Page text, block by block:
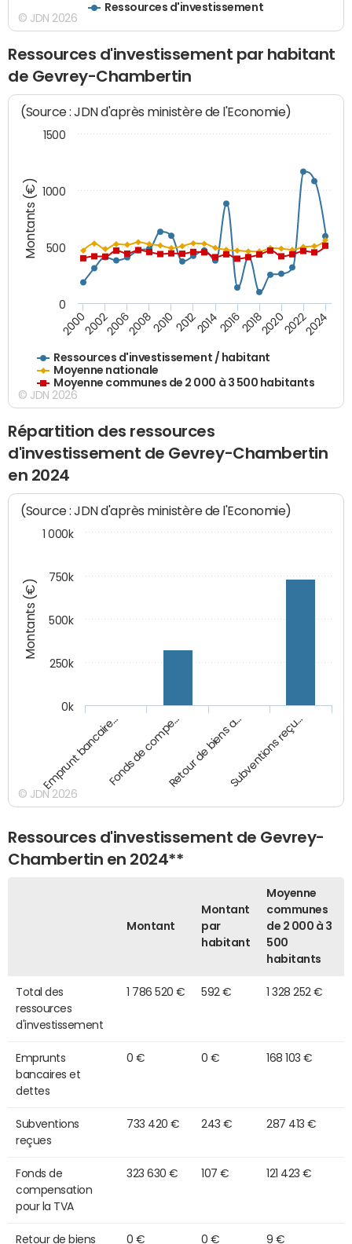
Ressources d'investissement
© JDN 2026
Ressources d'investissement par habitant
de Gevrey-Chambertin
Montants (€)
(Source : JDN d'après ministère de l'Economie)
Ressources d'investissement / habitant
Moyenne nationale
Moyenne communes de 2 000 à 3 500 habitants
200020022006200820102012201420162018202020222024
0
500
1000
1500
© JDN 2026
Répartition des ressources
d'investissement de Gevrey-Chambertin
en 2024
Montants (€)
(Source : JDN d'après ministère de l'Economie)
Emprunt bancaire…Fonds de compe…Retour de biens a…Subventions reçu…
0k
250k
500k
750k
1 000k
© JDN 2026
Ressources d'investissement de Gevrey-
Chambertin en 2024**
Montant
Montant
par
habitant
Moyenne
communes
de 2 000 à 3
500
habitants
Total des
ressources
d'investissement
1 786 520 € 592 € 1 328 252 €
Emprunts
bancaires et
dettes
0 € 0 € 168 103 €
Subventions
reçues
733 420 € 243 € 287 413 €
Fonds de
compensation
pour la TVA
323 630 € 107 € 121 423 €
Retour de biens 0 € 0 € 9 €